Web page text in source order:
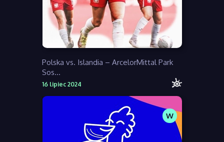
Polska vs. Islandia – ArcelorMittal Park
Sos...
16 lipiec 2024
W